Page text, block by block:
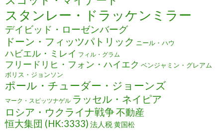
スタンレー・ドラッケンミラー
デイビッド・ローゼンバーグ
ドーン・フィッツパトリック ニール・ハウ
ハビエル・ミレイ フィル・グラム
フリードリヒ・フォン・ハイエク ベンジャミン・グレアム
ボリス・ジョンソン
ポール・チューダー・ジョーンズ
マーク・スピッツナゲル ラッセル・ネイピア
ロシア・ウクライナ戦争不動産
恒大集団 (HK:3333) 法人税黄国松